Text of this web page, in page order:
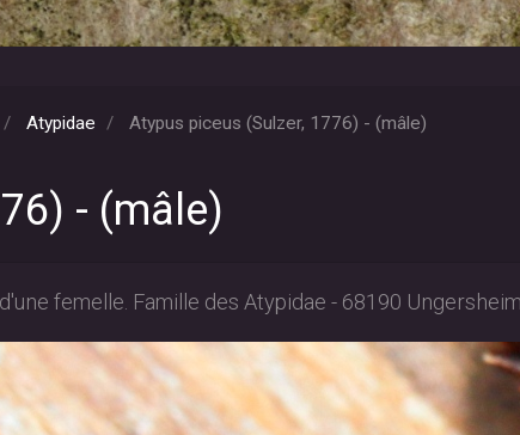
Atypidae Atypus piceus (Sulzer, 1776) - (mâle)
- (mâle)
femelle. Famille des Atypidae - 68190